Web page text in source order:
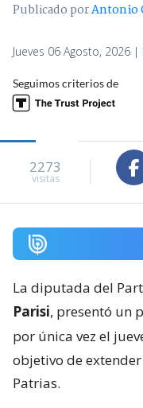
Publicado porAntonio
Jueves 06 Agosto, 2026 |
Seguimos criterios de
2273
visitas
La diputada del
Parisi, presentó un
por única vez el
objetivo de
Patrias.